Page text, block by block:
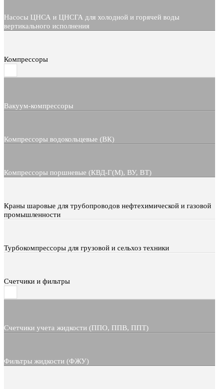
Насосы ЦНСА и ЦНСГА для холодной и горячей воды
вертикального исполнения
Компрессоры
Вакуум-компрессоры
Компрессоры водокольцевые (ВК)
Компрессоры поршневые (КВД-Г(М), ВУ, ВТ)
Краны шаровые для трубопроводов нефтехимической и газовой
промышленности
Турбокомпрессоры для грузовой и сельхоз техники
Счетчики и фильтры
Счетчики учета жидкости (ППО, ППВ, ППТ)
Фильтры жидкости (ФЖУ)